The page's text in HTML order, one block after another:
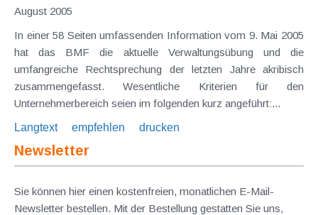
August 2005
In einer 58 Seiten umfassenden Information vom 9. Mai 2005
hat das BMF die aktuelle Verwaltungsübung und die
umfangreiche Rechtsprechung der letzten Jahre akribisch
zusammengefasst. Wesentliche Kriterien für den
Unternehmerbereich seien im folgenden kurz angeführt:...
Langtext
empfehlen drucken
Newsletter
Sie können hier einen kostenfreien, monatlichen E-Mail-
Newsletter bestellen. Mit der Bestellung gestatten Sie uns,